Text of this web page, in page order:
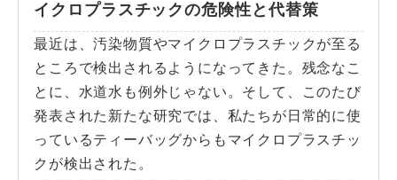
イクロプラスチックの危険性と代替策
最近は、汚染物質やマイクロプラスチックが至る
ところで検出されるようになってきた。残念なこ
とに、水道水も例外じゃない。そして、このたび
発表された新たな研究では、私たちが日常的に使
っているティーバッグからもマイクロプラスチッ
クが検出された。